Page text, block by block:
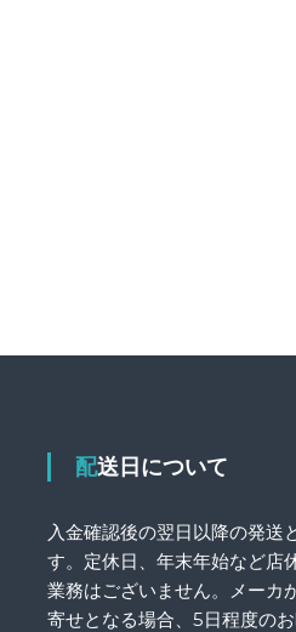
配送日について
入金確認後の翌日以降の発送
す。定休日、年末年始など店
業務はございません。メーカ
寄せとなる場合、5日程度の